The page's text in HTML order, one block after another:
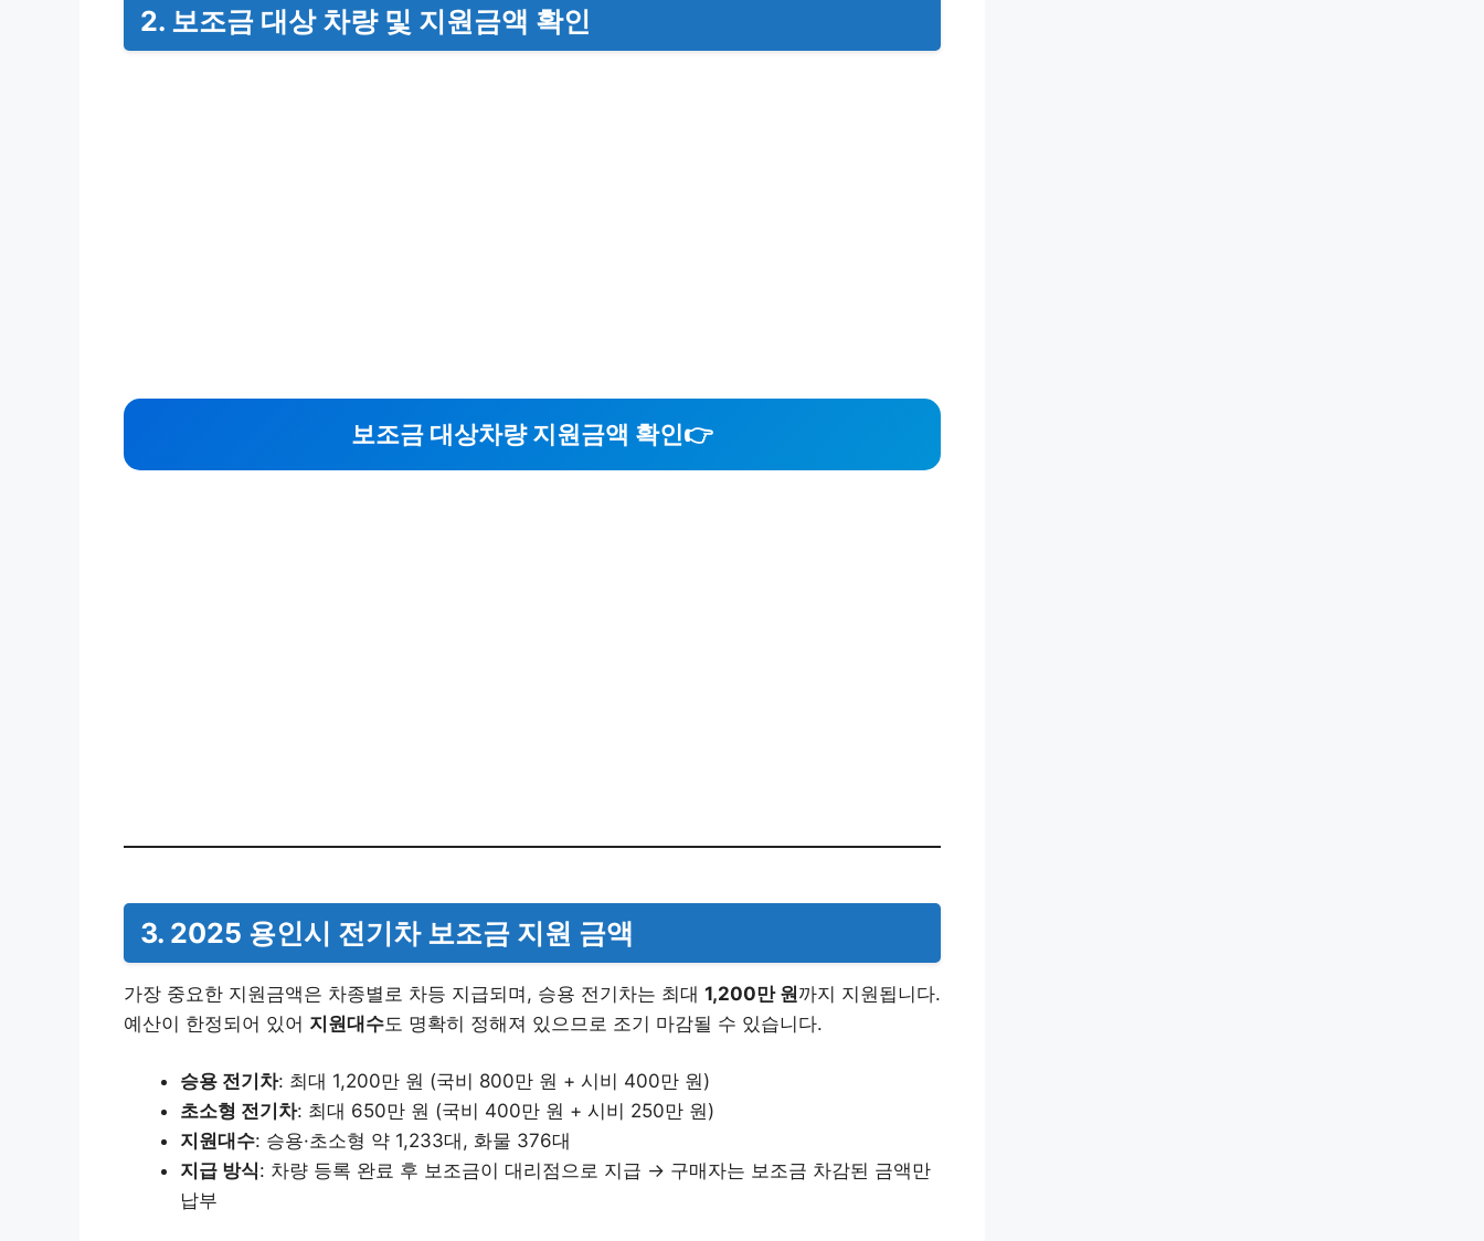
2. 보조금 대상 차량 및 지원금액 확인
보조금 대상차량 지원금액 확인👉
3. 2025 용인시 전기차 보조금 지원 금액
가장 중요한 지원금액은 차종별로 차등 지급되며, 승용 전기차는 최대 1,200만 원까지 지원됩니다.
예산이 한정되어 있어 지원대수도 명확히 정해져 있으므로 조기 마감될 수 있습니다.
승용 전기차: 최대 1,200만 원 (국비 800만 원 + 시비 400만 원)
초소형 전기차: 최대 650만 원 (국비 400만 원 + 시비 250만 원)
지원대수: 승용·초소형 약 1,233대, 화물 376대
지급 방식: 차량 등록 완료 후 보조금이 대리점으로 지급 → 구매자는 보조금 차감된 금액만
납부